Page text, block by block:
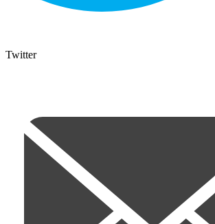
Twitter